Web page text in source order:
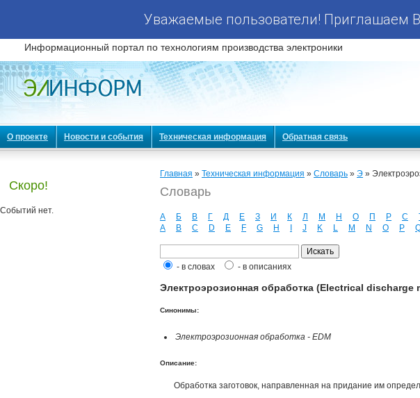
Уважаемые пользователи! Приглашаем
Информационный портал по технологиям производства электроники
О проекте Новости и события Техническая информация Обратная связь
Скоро!
Событий нет.
Главная » Техническая информация » Словарь » Э »
Словарь
А Б В Г Д Е З И К Л М Н О П Р С
A
B C D E F G H J K L M N O P
- в словах - в описаниях
Электроэрозионная обработка (Electrical discharge
Синонимы:
Электроэрозионная обработка - EDM
Описание:
Обработка заготовок, направленная на придание им